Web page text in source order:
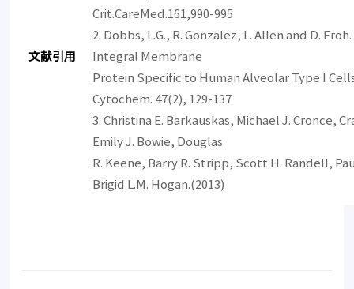
文献引用
Crit.CareMed.161,990-995
2. Dobbs, L.G., R. Gonzalez, L. Allen and D.
Integral Membrane
Protein Specific to Human Alveolar Type I
Cytochem. 47(2), 129-137
3. Christina E. Barkauskas, Michael J. Cronce,
Emily J. Bowie, Douglas
R. Keene, Barry R. Stripp, Scott H. Randell,
Brigid L.M. Hogan.(2013)